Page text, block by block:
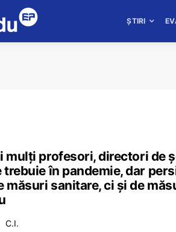
ȘTIRI
mulți profesori, directori de
trebuie în pandemie, dar
măsuri sanitare, ci și de
C.I.